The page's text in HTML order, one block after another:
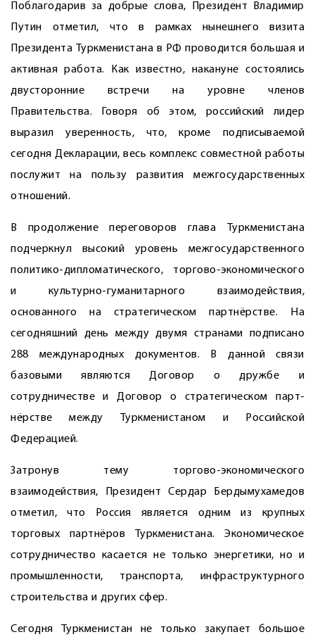
Поблагодарив за добрые слова, Президент Владимир
Путин отметил, что в рамках нынешнего визита
Президента Туркменистана в РФ проводится большая и
активная работа. Как известно, накануне состоялись
двусторонние встречи на уровне членов
Правительства. Говоря об этом, российский лидер
выразил уверенность, что, кроме подписываемой
сегодня Декларации, весь комплекс совместной работы
послужит на пользу развития межгосударственных
отношений.
В продолжение переговоров глава Туркменистана
подчеркнул высокий уровень межгосударственного
политико-дипломатического, торгово-экономического
и культурно-гуманитарного взаимодействия,
основанного на стратегическом партнёрстве. На
сегодняшний день между двумя странами подписано
288 международных документов. В данной связи
базовыми являются Договор о дружбе и
сотрудничестве и Договор о стратегическом парт­
нёрстве между Туркменистаном и Российской
Федерацией.
Затронув тему торгово-экономического
взаимодействия, Президент Сердар Бердымухамедов
отметил, что Россия является одним из крупных
торговых партнёров Туркменистана. Экономическое
сотрудничество касается не только энергетики, но и
промышленнос­ти, транспорта, инфраструктурного
строительства и других сфер.
Сегодня Туркменистан не только закупает большое